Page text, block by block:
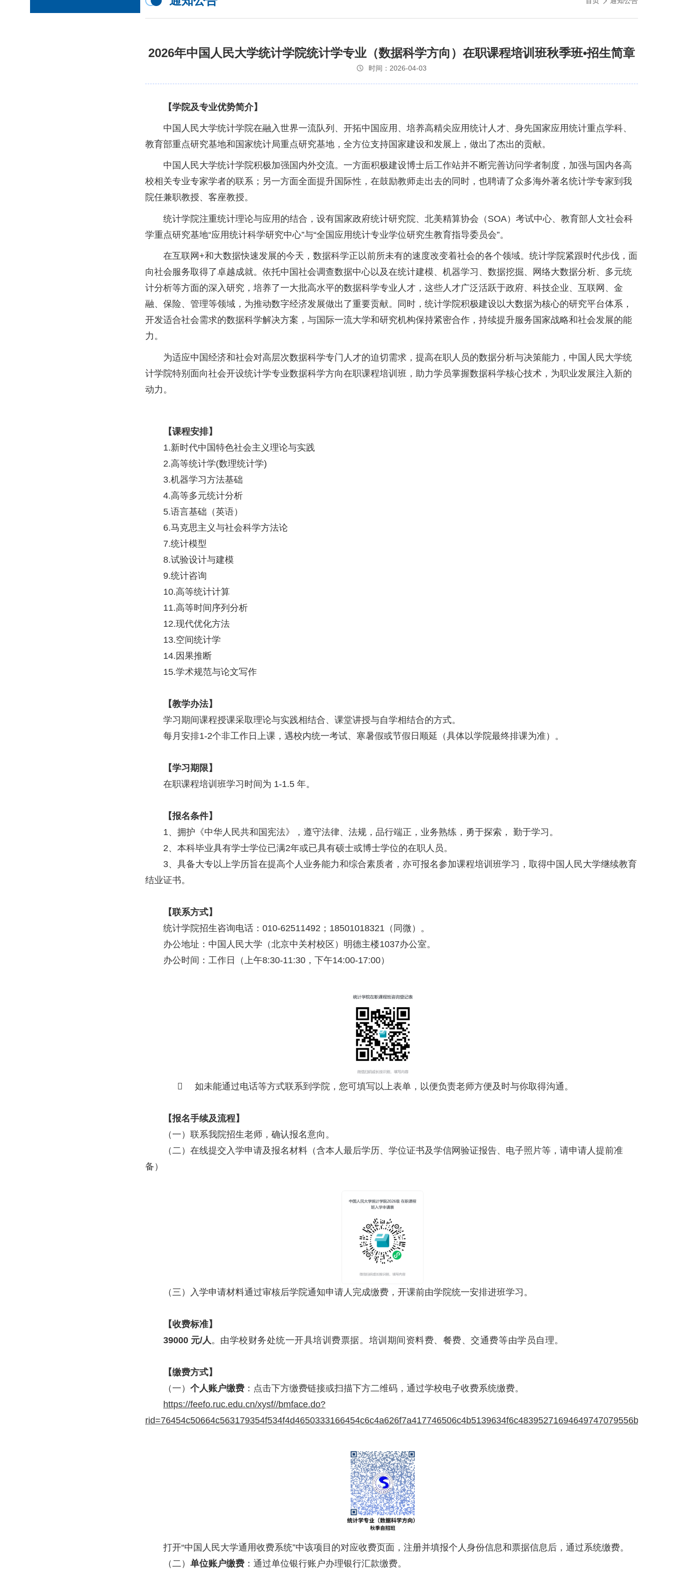
2026年中国人民大学统计学院统计学专业（数据科学方向）在职课程培训班秋季班•招生简章
时间：2026-04-03
【学院及专业优势简介】
中国人民大学统计学院在融入世界一流队列、开拓中国应用、培养高精尖应用统计人才、身先国家应用统计重点学科、
教育部重点研究基地和国家统计局重点研究基地，全方位支持国家建设和发展上，做出了杰出的贡献。
中国人民大学统计学院积极加强国内外交流。一方面积极建设博士后工作站并不断完善访问学者制度，加强与国内各高
校相关专业专家学者的联系；另一方面全面提升国际性，在鼓励教师走出去的同时，也聘请了众多海外著名统计学专家到我
院任兼职教授、客座教授。
统计学院注重统计理论与应用的结合，设有国家政府统计研究院、北美精算协会（SOA）考试中心、教育部人文社会科
学重点研究基地“应用统计科学研究中心”与“全国应用统计专业学位研究生教育指导委员会”。
在互联网+和大数据快速发展的今天，数据科学正以前所未有的速度改变着社会的各个领域。统计学院紧跟时代步伐，面
向社会服务取得了卓越成就。依托中国社会调查数据中心以及在统计建模、机器学习、数据挖掘、网络大数据分析、多元统
计分析等方面的深入研究，培养了一大批高水平的数据科学专业人才，这些人才广泛活跃于政府、科技企业、互联网、金
融、保险、管理等领域，为推动数字经济发展做出了重要贡献。同时，统计学院积极建设以大数据为核心的研究平台体系，
开发适合社会需求的数据科学解决方案，与国际一流大学和研究机构保持紧密合作，持续提升服务国家战略和社会发展的能
力。
为适应中国经济和社会对高层次数据科学专门人才的迫切需求，提高在职人员的数据分析与决策能力，中国人民大学统
计学院特别面向社会开设统计学专业数据科学方向在职课程培训班，助力学员掌握数据科学核心技术，为职业发展注入新的
动力。
【课程安排】
1.新时代中国特色社会主义理论与实践
2.高等统计学(数理统计学)
3.机器学习方法基础
4.高等多元统计分析
5.语言基础（英语）
6.马克思主义与社会科学方法论
7.统计模型
8.试验设计与建模
9.统计咨询
10.高等统计计算
11.高等时间序列分析
12.现代优化方法
13.空间统计学
14.因果推断
15.学术规范与论文写作
【教学办法】
学习期间课程授课采取理论与实践相结合、课堂讲授与自学相结合的方式。
每月安排1-2个非工作日上课，遇校内统一考试、寒暑假或节假日顺延（具体以学院最终排课为准）。
【学习期限】
在职课程培训班学习时间为 1-1.5 年。
【报名条件】
1、拥护《中华人民共和国宪法》，遵守法律、法规，品行端正，业务熟练，勇于探索， 勤于学习。
2、本科毕业具有学士学位已满2年或已具有硕士或博士学位的在职人员。
3、具备大专以上学历旨在提高个人业务能力和综合素质者，亦可报名参加课程培训班学习，取得中国人民大学继续教育
结业证书。
【联系方式】
统计学院招生咨询电话：010-62511492；18501018321（同微）。
办公地址：中国人民大学（北京中关村校区）明德主楼1037办公室。
办公时间：工作日（上午8:30-11:30，下午14:00-17:00）
 如未能通过电话等方式联系到学院，您可填写以上表单，以便负责老师方便及时与你取得沟通。
【报名手续及流程】
（一） 联系我院招生老师，确认报名意向。
（二） 在线提交入学申请及报名材料（含本人最后学历、学位证书及学信网验证报告、电子照片等，请申请人提前准
备）
（三） 入学申请材料通过审核后学院通知申请人完成缴费，开课前由学院统一安排进班学习。
【收费标准】
39000 元/人 。 由学校财务处统一开具培训费票据。培训期间资料费、餐费、交通费等由学员自理。
【缴费方式】
（一） 个人账户缴费 ：点击下方缴费链接或扫描下方二维码，通过学校电子收费系统缴费。
https://feefo.ruc.edu.cn/xysf//bmface.do?
打开“中国人民大学通用收费系统”中该项目的对应收费页面，注册并填报个人身份信息和票据信息后，通过系统缴费。
（二） 单位账户缴费 ：通过单位银行账户办理银行汇款缴费。